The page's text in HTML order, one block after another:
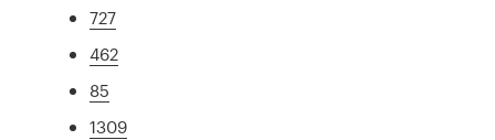
727
462
85
1309